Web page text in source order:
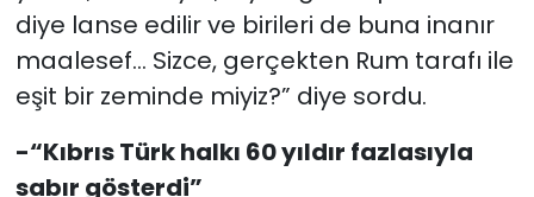
diye lanse edilir ve birileri de buna inanır
maalesef… Sizce, gerçekten Rum tarafı ile
eşit bir zeminde miyiz?” diye sordu.
-“Kıbrıs Türk halkı 60 yıldır fazlasıyla
sabır gösterdi”